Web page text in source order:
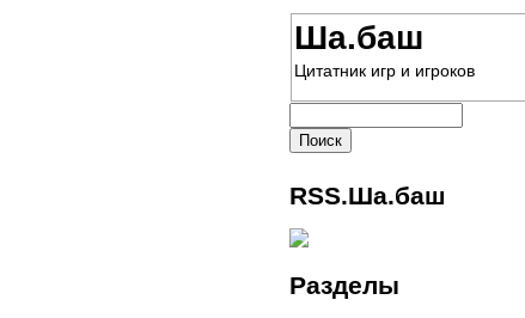
Ша.баш
Цитатник игр и игроков
RSS.Ша.баш
Разделы